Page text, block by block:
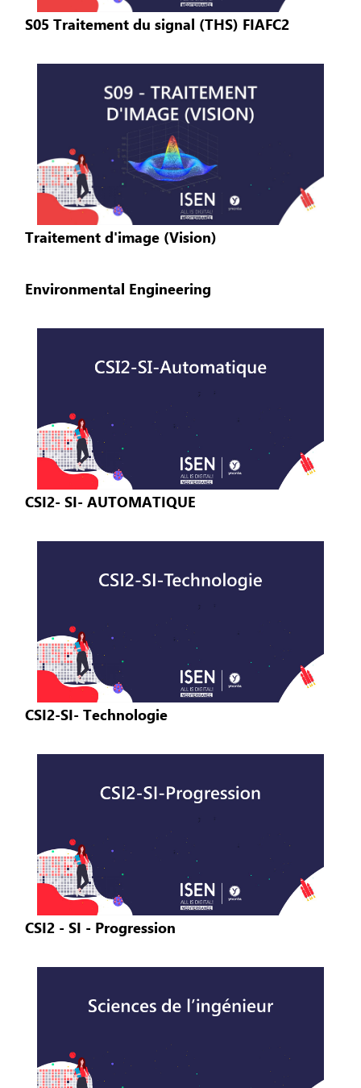
S05 Traitement du signal (THS) FIAFC2
Traitement d'image (Vision)
Environmental Engineering
CSI2- SI- AUTOMATIQUE
CSI2-SI- Technologie
CSI2 - SI - Progression